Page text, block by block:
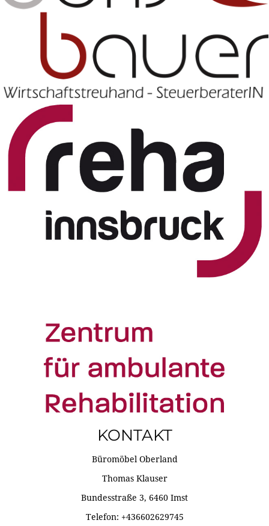
KONTAKT
Büromöbel Oberland
Thomas Klauser
Bundesstraße 3, 6460 Imst
Telefon: +436602629745